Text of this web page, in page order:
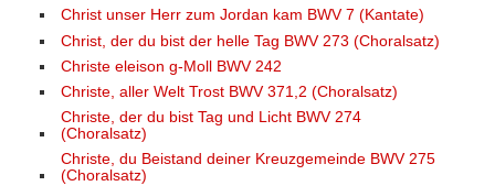
Christ unser Herr zum Jordan kam BWV 7 (Kantate)
Christ, der du bist der helle Tag BWV 273 (Choralsatz)
Christe eleison g-Moll BWV 242
Christe, aller Welt Trost BWV 371,2 (Choralsatz)
Christe, der du bist Tag und Licht BWV 274
(Choralsatz)
Christe, du Beistand deiner Kreuzgemeinde BWV 275
(Choralsatz)